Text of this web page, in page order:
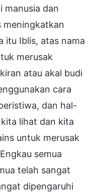
manusia dan
meningkatkan
itu Iblis, atas nama
merusak
atau akal budi
cara
dan hal-
lihat dan kita
untuk merusak
semua
telah sangat
dipengaruhi